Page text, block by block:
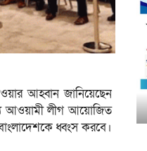
আহ্বান জানিয়েছেন
আওয়ামী লীগ আয়োজিত
ধ্বংস করবে।